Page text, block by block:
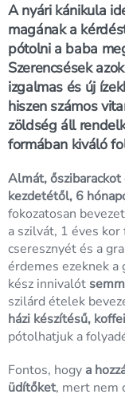
A nyári kánikula
magának a
pótolni a baba
Szerencsések
izgalmas és új
hiszen számos
zöldség áll
formában kiváló
Almát,
kezdetétől, 6
fokozatosan
a szilvát, 1 éves
cseresznyét és a
érdemes ezeknek a
kész innivalót
szilárd ételek
házi készítésű,
pótolhatjuk a
Fontos, hogy a
üdítőket, mert nem